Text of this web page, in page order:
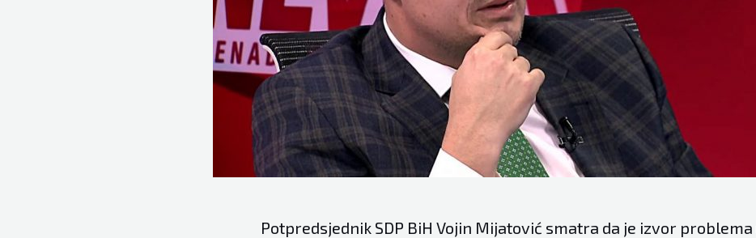
Potpredsjednik SDP BiH Vojin Mijatović smatra da je izvor problema